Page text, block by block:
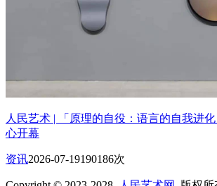
人民艺术 | 「原理的自役：语言的自我进
心开幕
资讯2026-07-19190186次